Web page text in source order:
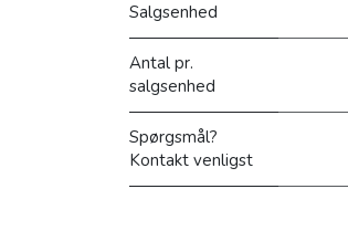
Salgsenhed
Antal pr.
salgsenhed
Spørgsmål?
Kontakt venligst